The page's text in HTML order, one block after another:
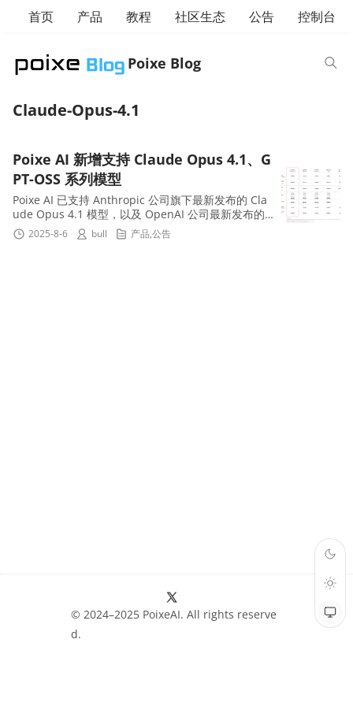
Poixe Blog
首页 产品 教程 社区生态 公告 控制台
Claude-Opus-4.1
Poixe AI 新增支持 Claude Opus 4.1、G
PT-OSS 系列模型
Poixe AI 已支持 Anthropic 公司旗下最新发布的 Cla
ude Opus 4.1 模型，以及 OpenAI 公司最新发布的
GPT-OSS 系列开源模型。如下： # Anthropic claud
e-opus-...
2025-8-6 bull 产品,公告
© 2024–2025 PoixeAI. All rights reserve
d.